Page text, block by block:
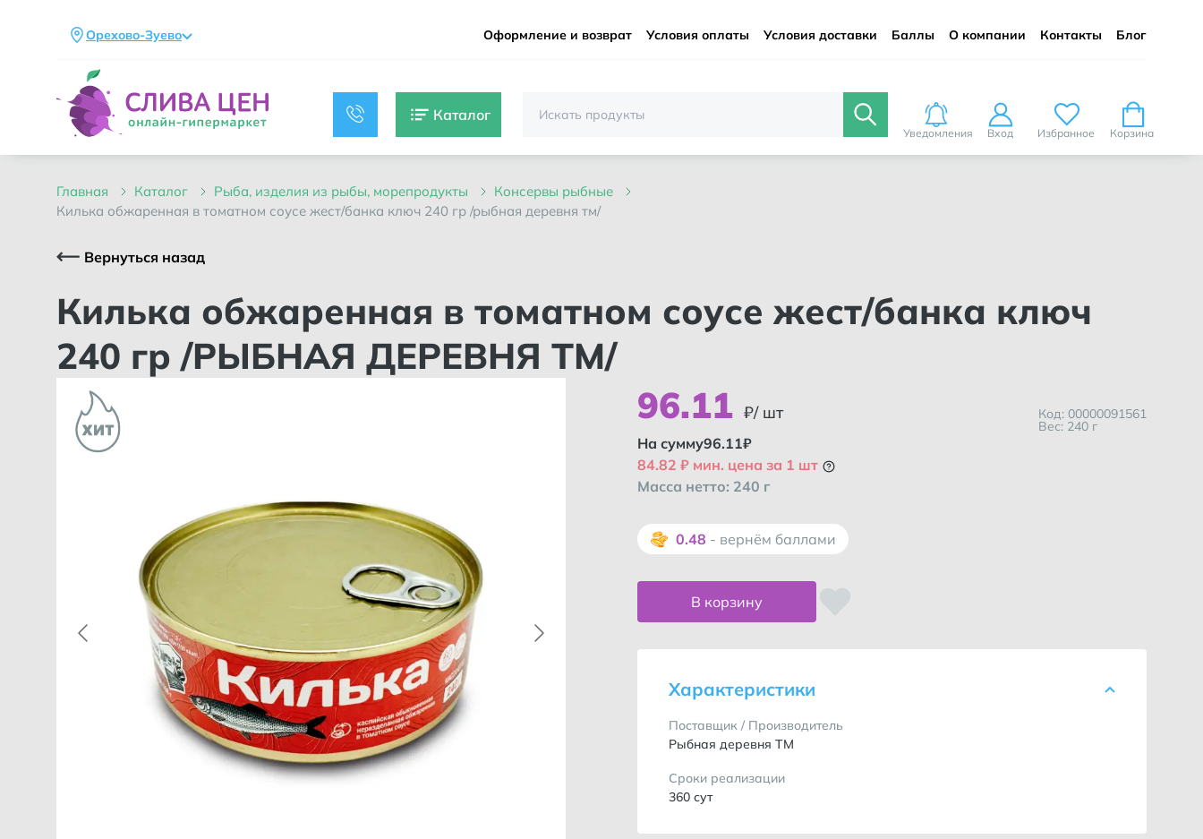
Орехово-Зуево Оформление и возврат Условия оплаты Условия доставки Баллы О компании Контакты Блог
Каталог
Уведомления Вход Избранное Корзина
главная каталог рыба, изделия из рыбы, морепродукты
консервы рыбные
килька обжаренная в томатном соусе жест/банка ключ 240 гр /рыбная деревня тм/
Вернуться назад
Килька обжаренная в томатном соусе жест/банка ключ
240 гр /РЫБНАЯ ДЕРЕВНЯ ТМ/
96.11 ₽/ шт Код: 00000091561
Вес: 240 г
На сумму96.11₽
84.82 ₽ мин. цена за 1 шт
Масса нетто: 240 г
0.48 - вернём баллами
В корзину
Характеристики
Поставщик / Производитель
Рыбная деревня ТМ
Сроки реализации
360 сут